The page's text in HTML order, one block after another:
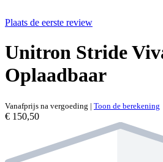
Plaats de eerste review
Unitron Stride
Oplaadbaar
Vanafprijs na vergoeding | Toon de berekening
€ 150,50